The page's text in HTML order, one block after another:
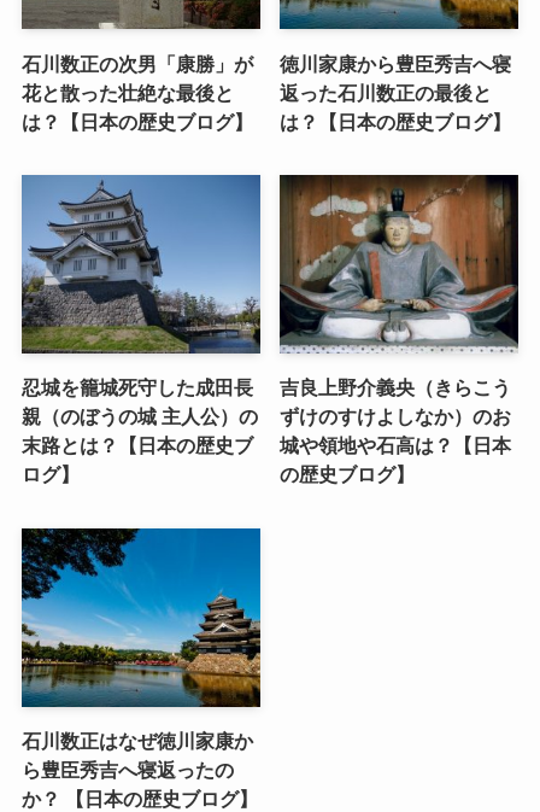
石川数正の次男「康勝」が
花と散った壮絶な最後と
は？【日本の歴史ブログ】
徳川家康から豊臣秀吉へ寝
返った石川数正の最後と
は？【日本の歴史ブログ】
忍城を籠城死守した成田長
親（のぼうの城 主人公）の
末路とは？【日本の歴史ブ
ログ】
吉良上野介義央（きらこう
ずけのすけよしなか）のお
城や領地や石高は？【日本
の歴史ブログ】
石川数正はなぜ徳川家康か
ら豊臣秀吉へ寝返ったの
か？ 【日本の歴史ブログ】